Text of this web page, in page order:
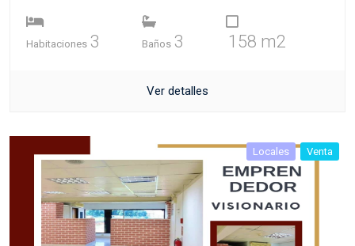
Habitaciones 3 Baños 3 158 m2
Ver detalles
Locales Venta